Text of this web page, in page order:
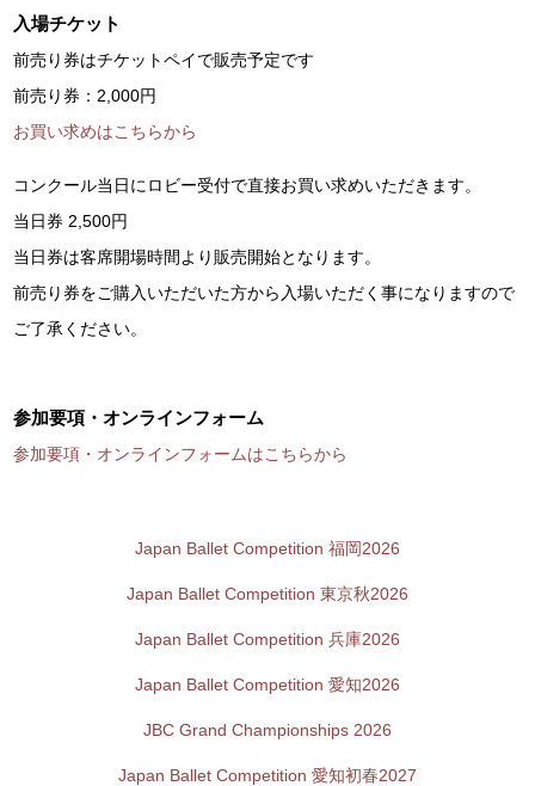
入場チケット
前売り券はチケットペイで販売予定です
前売り券：2,000円
お買い求めはこちらから
コンクール当日にロビー受付で直接お買い求めいただきます。
当日券 2,500円
当日券は客席開場時間より販売開始となります。
前売り券をご購入いただいた方から入場いただく事になりますので
ご了承ください。
参加要項・オンラインフォーム
参加要項・オンラインフォームはこちらから
Japan Ballet Competition 福岡2026
Japan Ballet Competition 東京秋2026
Japan Ballet Competition 兵庫2026
Japan Ballet Competition 愛知2026
JBC Grand Championships 2026
Japan Ballet Competition 愛知初春2027